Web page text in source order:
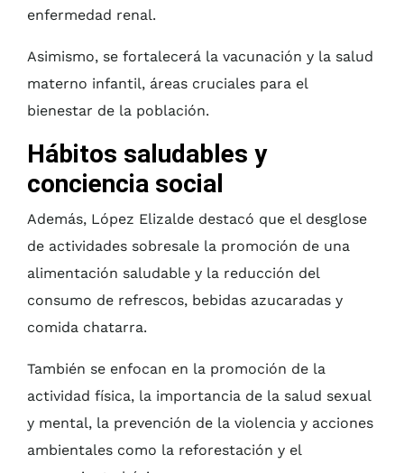
enfermedad renal.
Asimismo, se fortalecerá la vacunación y la salud
materno infantil, áreas cruciales para el
bienestar de la población.
Hábitos saludables y
conciencia social
Además, López Elizalde destacó que el desglose
de actividades sobresale la promoción de una
alimentación saludable y la reducción del
consumo de refrescos, bebidas azucaradas y
comida chatarra.
También se enfocan en la promoción de la
actividad física, la importancia de la salud sexual
y mental, la prevención de la violencia y acciones
ambientales como la reforestación y el